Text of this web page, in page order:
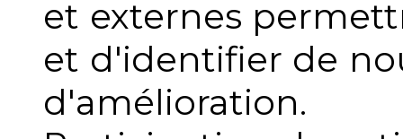
et externes
et d'identifier de
d'amélioration.